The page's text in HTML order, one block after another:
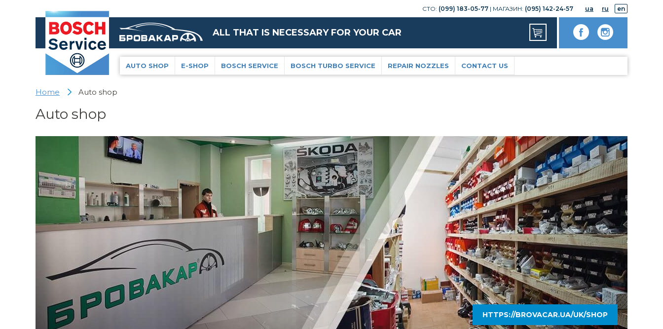
СТО: (099) 183-05-77 | МАГАЗИН: (095) 142-24-57 ua ru en
ALL THAT IS NECESSARY FOR YOUR CAR
AUTO SHOP E-SHOP BOSCH SERVICE BOSCH TURBO SERVICE REPAIR NOZZLES CONTACT US
Home Auto shop
Auto shop
HTTPS://BROVACAR.UA/UK/SHOP